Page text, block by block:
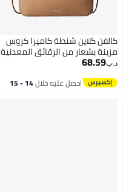
كالفن كلاين شنطة كاميرا كروس
مزينة بشعار من الرقائق المعدنية
د.ب‏68.59
احصل عليه خلال 14 - 15